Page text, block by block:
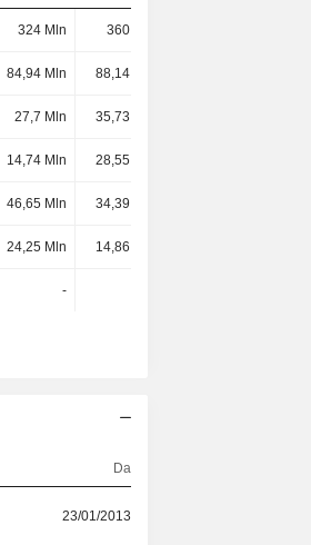
324 Mln 360 Mln
84,94 Mln 88,14 Mln
27,7 Mln 35,73 Mln
14,74 Mln 28,55 Mln
46,65 Mln 34,39 Mln
24,25 Mln 14,86 Mln
-
Da
23/01/2013